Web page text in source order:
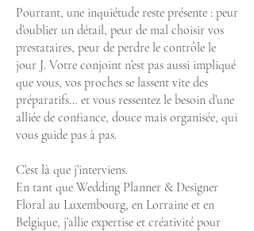
Pourtant, une inquiétude reste présente : peur
d’oublier un détail, peur de mal choisir vos
prestataires, peur de perdre le contrôle le
jour J. Votre conjoint n’est pas aussi impliqué
que vous, vos proches se lassent vite des
préparatifs… et vous ressentez le besoin d’une
alliée de confiance, douce mais organisée, qui
vous guide pas à pas.
C’est là que j’interviens.
En tant que Wedding Planner & Designer
Floral au Luxembourg, en Lorraine et en
Belgique, j’allie expertise et créativité pour